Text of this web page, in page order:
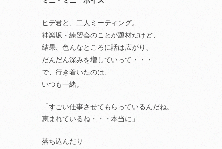
ヒデ君と、二人ミーティング。
神楽坂・練習会のことが題材だけど、
結果、色んなところに話は広がり、
だんだん深みを増していって・・・
で、行き着いたのは、
いつも一緒。
「すごい仕事させてもらっているんだね。
恵まれているね・・・本当に」
落ち込んだり